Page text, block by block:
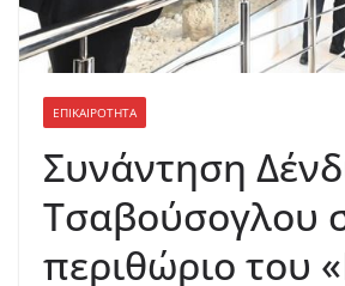
ΕΠΙΚΑΙΡΟΤΗΤΑ
Συνάντηση
Τσαβούσογλου
περιθώριο του